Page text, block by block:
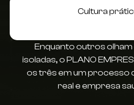
Cultura
Enquanto outros
isoladas,o PLANO
os três em um processo
real e empresa